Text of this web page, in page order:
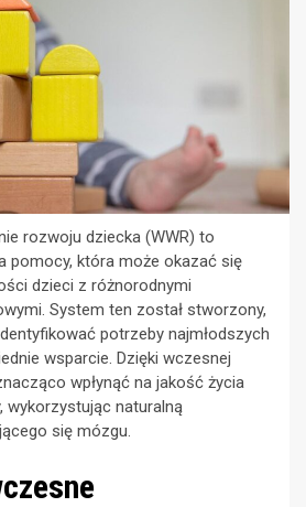
rozwoju dziecka (WWR) to
pomocy, która może okazać się
dzieci z różnorodnymi
System ten został stworzony,
potrzeby najmłodszych
wsparcie. Dzięki wczesnej
wpłynąć na jakość życia
wykorzystując naturalną
się mózgu.